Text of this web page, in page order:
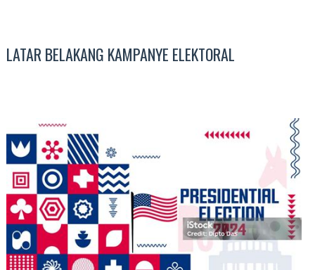
LATAR BELAKANG KAMPANYE ELEKTORAL